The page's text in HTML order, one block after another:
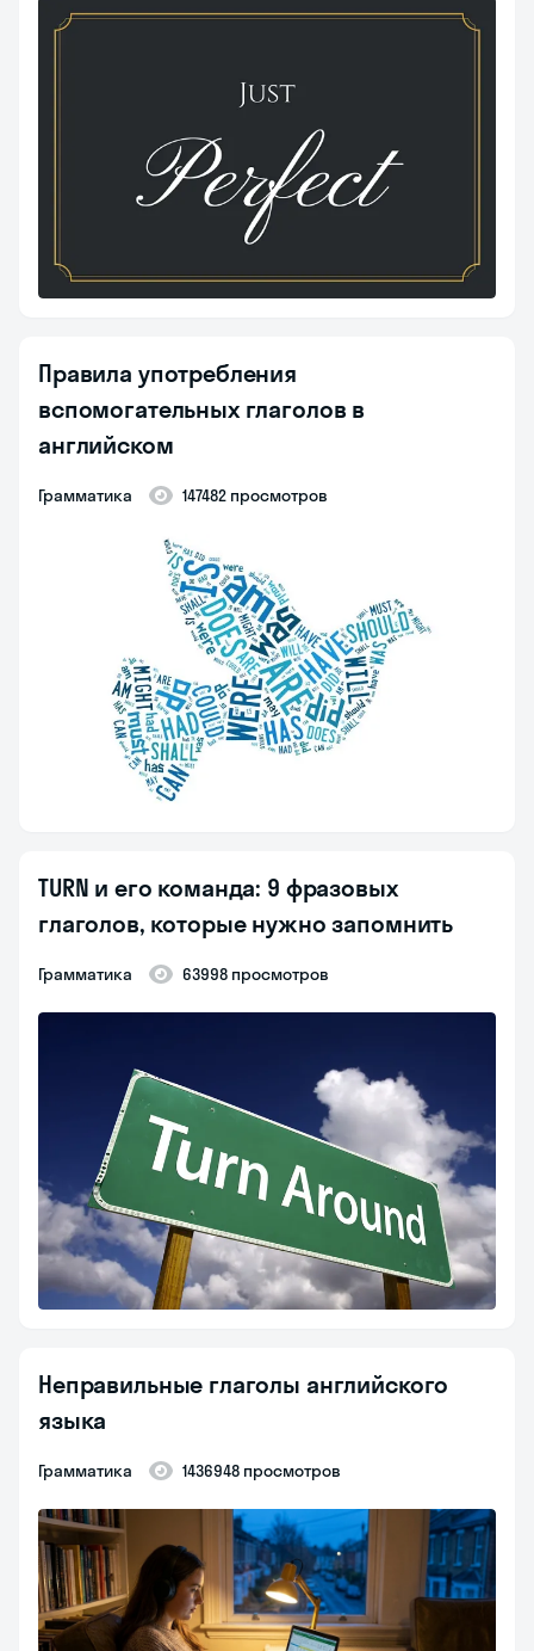
Правила употребления
вспомогательных глаголов в
английском
Грамматика 147482 просмотров
TURN и его команда: 9 фразовых
глаголов, которые нужно запомнить
Грамматика 63998 просмотров
Неправильные глаголы английского
языка
Грамматика 1436948 просмотров